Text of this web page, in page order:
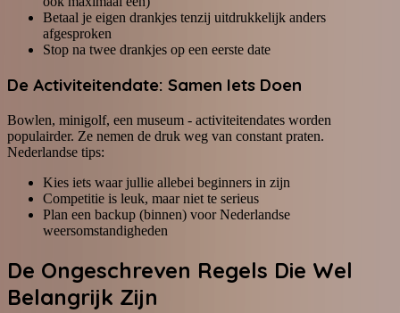
Betaal je eigen drankjes tenzij uitdrukkelijk anders
afgesproken
Stop na twee drankjes op een eerste date
De Activiteitendate: Samen Iets Doen
Bowlen, minigolf, een museum - activiteitendates worden
populairder. Ze nemen de druk weg van constant praten.
Nederlandse tips:
Kies iets waar jullie allebei beginners in zijn
Competitie is leuk, maar niet te serieus
Plan een backup (binnen) voor Nederlandse
weersomstandigheden
De Ongeschreven Regels Die Wel
Belangrijk Zijn